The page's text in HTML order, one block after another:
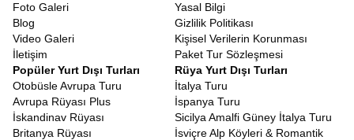
Foto Galeri
Blog
Video Galeri
İletişim
Yasal Bilgi
Gizlilik Politikası
Kişisel Verilerin Korunması
Paket Tur Sözleşmesi
Popüler Yurt Dışı Turları
Otobüsle Avrupa Turu
Avrupa Rüyası Plus
İskandinav Rüyası
Britanya Rüyası
Rüya Yurt Dışı Turları
İtalya Turu
İspanya Turu
Sicilya Amalfi Güney İtalya Turu
İsviçre Alp Köyleri & Romantik